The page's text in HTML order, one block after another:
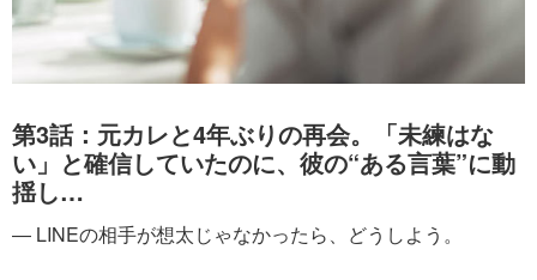
第3話：元カレと4年ぶりの再会。「未練はな
い」と確信していたのに、彼の“ある言葉”に動
揺し…
― LINEの相手が想太じゃなかったら、どうしよう。